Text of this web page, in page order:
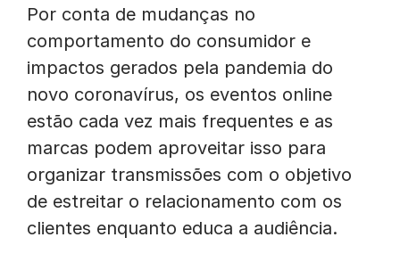
Por conta de mudanças no
comportamento do consumidor e
impactos gerados pela pandemia do
novo coronavírus, os eventos online
estão cada vez mais frequentes e as
marcas podem aproveitar isso para
organizar transmissões com o objetivo
de estreitar o relacionamento com os
clientes enquanto educa a audiência.